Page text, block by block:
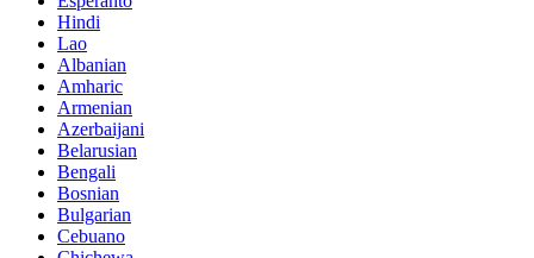
Hindi
Lao
Albanian
Amharic
Armenian
Azerbaijani
Belarusian
Bengali
Bosnian
Bulgarian
Cebuano